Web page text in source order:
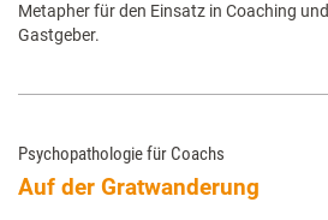
Metapher für den Einsatz in Coaching
Gastgeber.
Psychopathologie für Coachs
Auf der Gratwanderung